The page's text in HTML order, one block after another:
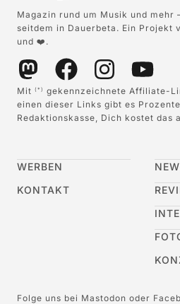
Magazin rund um Musik und mehr
seitdem in Dauerbeta. Ein Projekt
und ❤️.
Mit (*)
gekennzeichnete Affiliate-
einen dieser Links gibt es
Redaktionskasse, Dich kostet das
WERBEN
KONTAKT
Folge uns bei Mastodon oder